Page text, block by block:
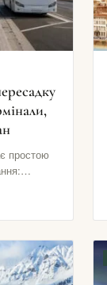
простою